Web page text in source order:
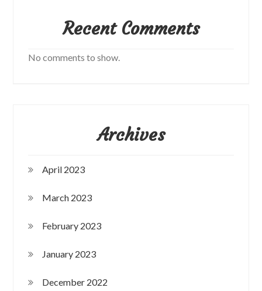
Recent Comments
No comments to show.
Archives
April 2023
March 2023
February 2023
January 2023
December 2022